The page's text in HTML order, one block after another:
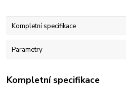
Kompletní specifikace
Parametry
Kompletní specifikace